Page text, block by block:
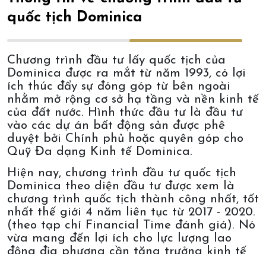
quốc tịch Dominica
Chương trình đầu tư lấy quốc tịch của
Dominica được ra mắt từ năm 1993, có lợi
ích thúc đẩy sự đóng góp từ bên ngoài
nhằm mở rộng cơ sở hạ tầng và nền kinh tế
của đất nước. Hình thức đầu tư là đầu tư
vào các dự án bất động sản được phê
duyệt bởi Chính phủ hoặc quyên góp cho
Quỹ Đa dạng Kinh tế Dominica.
Hiện nay, chương trình đầu tư quốc tịch
Dominica theo diện đầu tư được xem là
chương trình quốc tịch thành công nhất, tốt
nhất thế giới 4 năm liên tục từ 2017 - 2020.
(theo tạp chí Financial Time đánh giá). Nó
vừa mang đến lợi ích cho lực lượng lao